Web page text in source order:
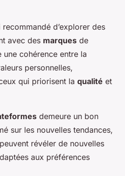
d’explorer des
avec des marques de
cohérence entre la
personnelles,
qui priorisent la qualité et
demeure un bon
sur les nouvelles tendances,
révéler de nouvelles
aux préférences